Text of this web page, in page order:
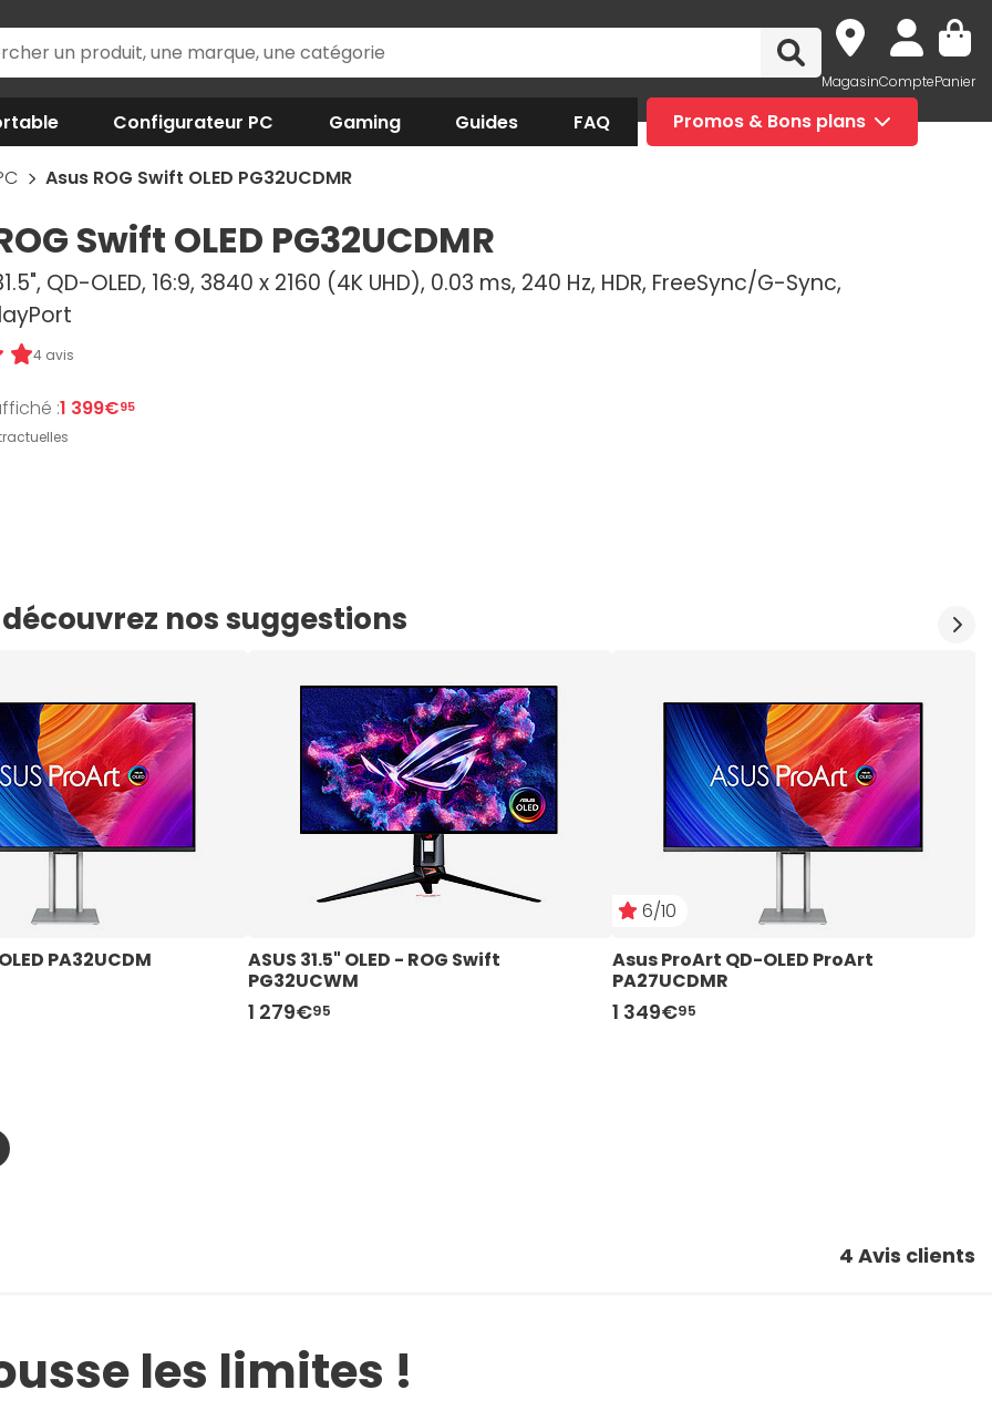
MagasinComptePanier
Configurateur PC Gaming Guides FAQ Promos & Bons plans
Asus ROG Swift OLED PG32UCDMR
Swift OLED PG32UCDMR
QD-OLED, 16:9, 3840 x 2160 (4K UHD), 0.03 ms, 240 Hz, HDR, FreeSync/G-Sync,
4 avis
:1 399€95
nos suggestions
PA32UCDM
ASUS 31.5" OLED - ROG Swift
PG32UCWM
1 279€95
6/10
Asus ProArt QD-OLED ProArt
PA27UCDMR
1 349€95
4 Avis clients
les limites !